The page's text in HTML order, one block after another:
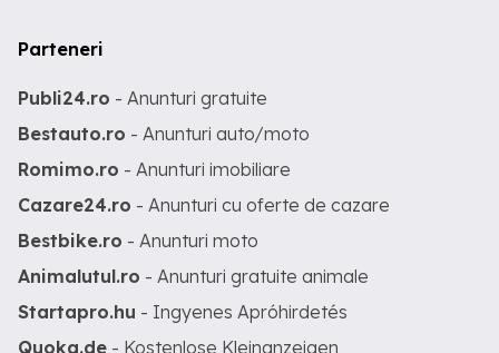
Parteneri
Publi24.ro - Anunturi gratuite
Bestauto.ro - Anunturi auto/moto
Romimo.ro - Anunturi imobiliare
Cazare24.ro - Anunturi cu oferte de cazare
Bestbike.ro - Anunturi moto
Animalutul.ro - Anunturi gratuite animale
Startapro.hu - Ingyenes Apróhirdetés
Quoka.de - Kostenlose Kleinanzeigen